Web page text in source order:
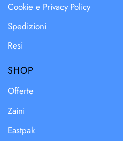
Cookie e Privacy Policy
Spedizioni
Resi
SHOP
Offerte
Zaini
Eastpak